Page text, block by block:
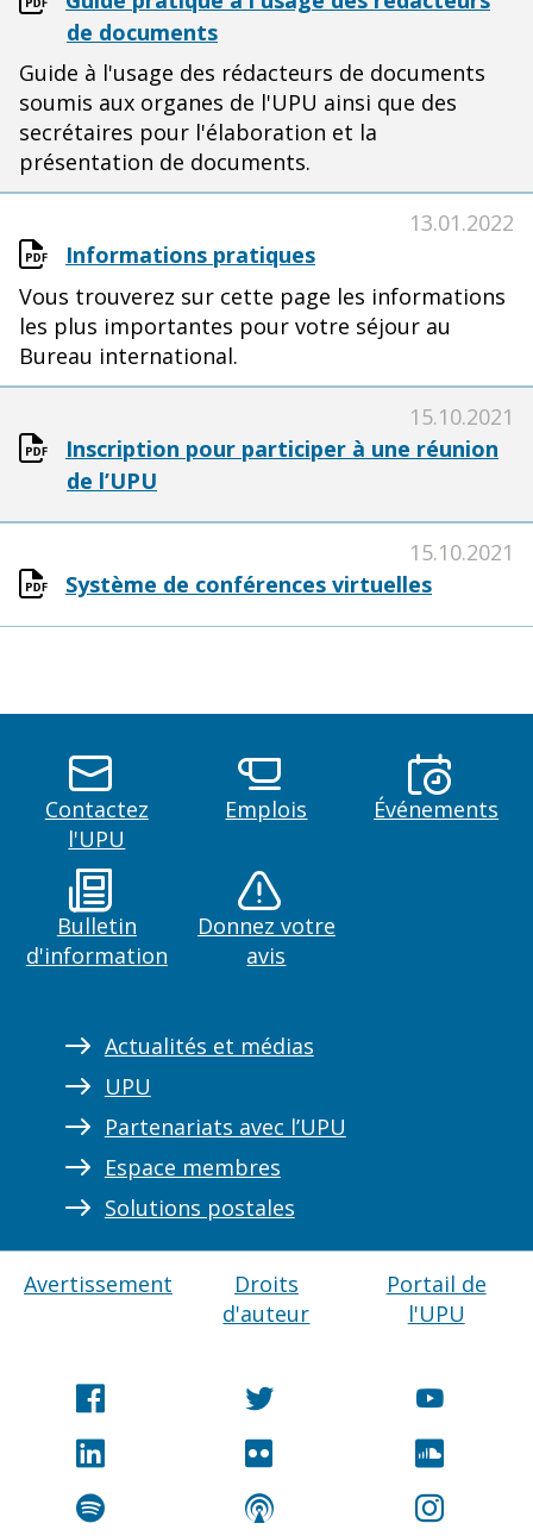
de documents
Guide à l'usage des rédacteurs de documents
soumis aux organes de l'UPU ainsi que des
secrétaires pour l'élaboration et la
présentation de documents.
Informations pratiques
13.01.2022
Vous trouverez sur cette page les informations
les plus importantes pour votre séjour au
Bureau international.
Inscription pour participer à une réunion
de l’UPU
15.10.2021
Système de conférences virtuelles
15.10.2021
Contactez
l'UPU
Emplois Événements
Bulletin
d'information
Donnez votre
avis
Actualités et médias
UPU
Partenariats avec l’UPU
Espace membres
Solutions postales
Avertissement
Droits
d'auteur
Portail de
l'UPU